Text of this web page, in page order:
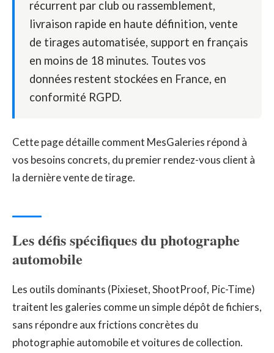
récurrent par club ou rassemblement,
livraison rapide en haute définition, vente
de tirages automatisée, support en français
en moins de 18 minutes. Toutes vos
données restent stockées en France, en
conformité RGPD.
Cette page détaille comment MesGaleries répond à
vos besoins concrets, du premier rendez-vous client à
la dernière vente de tirage.
Les défis spécifiques du photographe
automobile
Les outils dominants (Pixieset, ShootProof, Pic-Time)
traitent les galeries comme un simple dépôt de fichiers,
sans répondre aux frictions concrètes du
photographie automobile et voitures de collection.